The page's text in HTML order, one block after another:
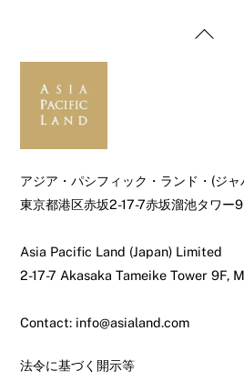
Back
アジア・パシフィック・ランド・(ジ
東京都港区赤坂2-17-7赤坂溜池タワー
Asia Pacific Land (Japan) Limited
2-17-7 Akasaka Tameike Tower 9F,
Contact: info@asialand.com
法令に基づく開示等